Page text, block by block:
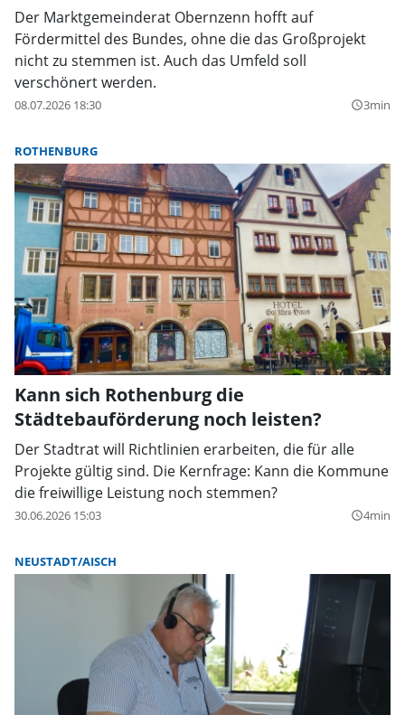
Der Marktgemeinderat Obernzenn hofft auf
Fördermittel des Bundes, ohne die das Großprojekt
nicht zu stemmen ist. Auch das Umfeld soll
verschönert werden.
08.07.2026 18:30 query_builder3min
ROTHENBURG
Kann sich Rothenburg die
Städtebauförderung noch leisten?
Der Stadtrat will Richtlinien erarbeiten, die für alle
Projekte gültig sind. Die Kernfrage: Kann die Kommune
die freiwillige Leistung noch stemmen?
30.06.2026 15:03 query_builder4min
NEUSTADT/AISCH